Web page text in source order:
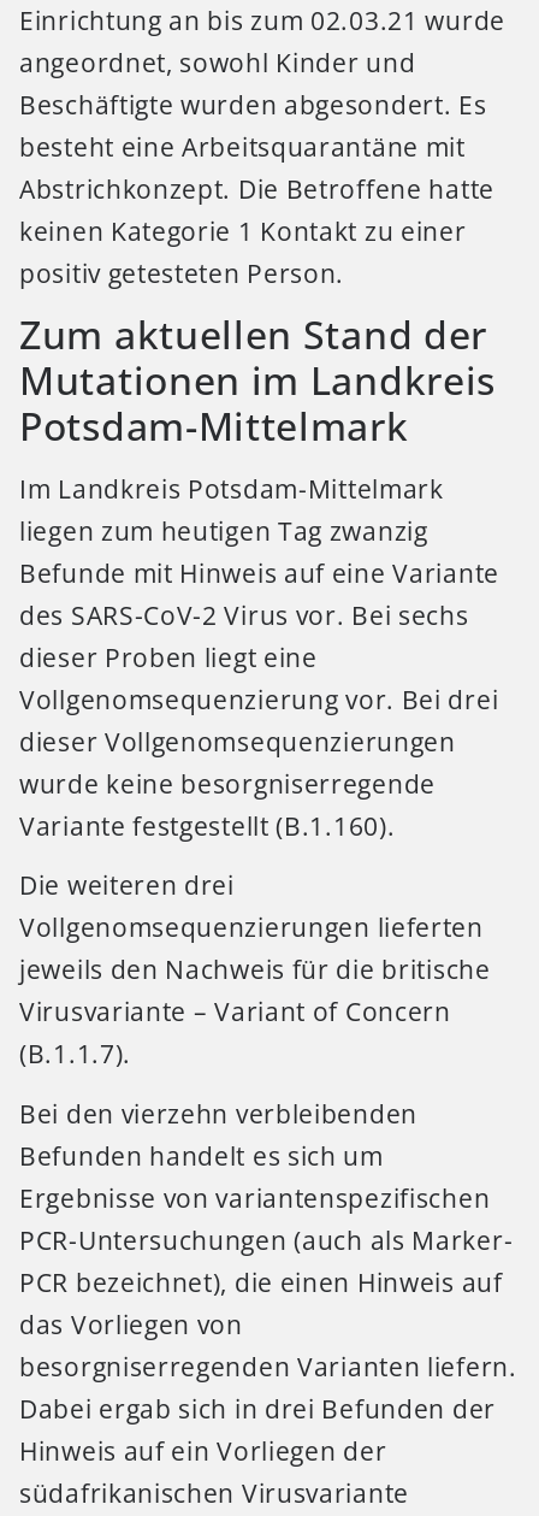
Einrichtung an bis zum 02.03.21 wurde
angeordnet, sowohl Kinder und
Beschäftigte wurden abgesondert. Es
besteht eine Arbeitsquarantäne mit
Abstrichkonzept. Die Betroffene hatte
keinen Kategorie 1 Kontakt zu einer
positiv getesteten Person.
Zum aktuellen Stand der
Mutationen im Landkreis
Potsdam-Mittelmark
Im Landkreis Potsdam-Mittelmark
liegen zum heutigen Tag zwanzig
Befunde mit Hinweis auf eine Variante
des SARS-CoV-2 Virus vor. Bei sechs
dieser Proben liegt eine
Vollgenomsequenzierung vor. Bei drei
dieser Vollgenomsequenzierungen
wurde keine besorgniserregende
Variante festgestellt (B.1.160).
Die weiteren drei
Vollgenomsequenzierungen lieferten
jeweils den Nachweis für die britische
Virusvariante – Variant of Concern
(B.1.1.7).
Bei den vierzehn verbleibenden
Befunden handelt es sich um
Ergebnisse von variantenspezifischen
PCR-Untersuchungen (auch als Marker-
PCR bezeichnet), die einen Hinweis auf
das Vorliegen von
besorgniserregenden Varianten liefern.
Dabei ergab sich in drei Befunden der
Hinweis auf ein Vorliegen der
südafrikanischen Virusvariante